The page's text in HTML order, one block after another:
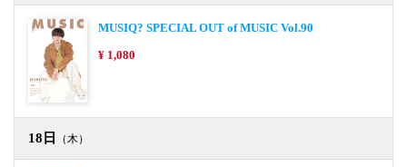
MUSIQ? SPECIAL OUT of MUSIC Vol.90
¥ 1,080
18日 （木）